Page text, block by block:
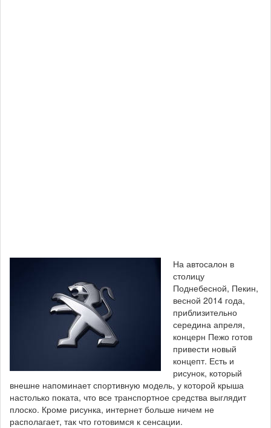
На автосалон в
столицу
Поднебесной, Пекин,
весной 2014 года,
приблизительно
середина апреля,
концерн Пежо готов
привести новый
концепт. Есть и
рисунок, который
внешне напоминает спортивную модель, у которой крыша
настолько поката, что все транспортное средства выглядит
плоско. Кроме рисунка, интернет больше ничем не
располагает, так что готовимся к сенсации.